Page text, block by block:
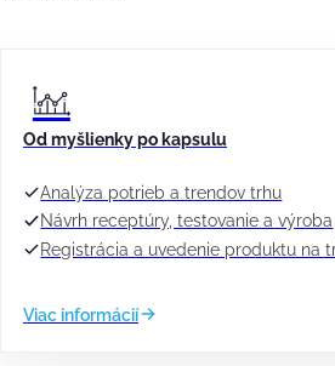
Od myšlienky po kapsulu
Analýza potrieb a trendov trhu
Návrh receptúry, testovanie a výroba
Registrácia a uvedenie produktu na
Viac informácií